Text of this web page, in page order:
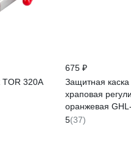
TOR 320А
675 ₽
Защитная каска
храповая
оранжевая
5(37)